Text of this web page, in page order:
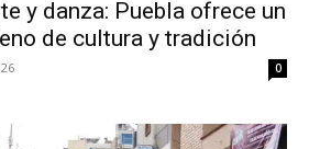
y danza: Puebla ofrece un
de cultura y tradición
0